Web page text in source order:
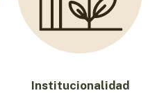
Institucionalidad